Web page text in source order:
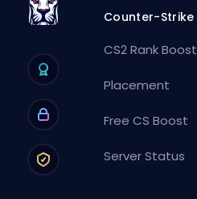
Counter-Strike
CS2 Rank Boost
Placement
Free CS Boost
Server Status